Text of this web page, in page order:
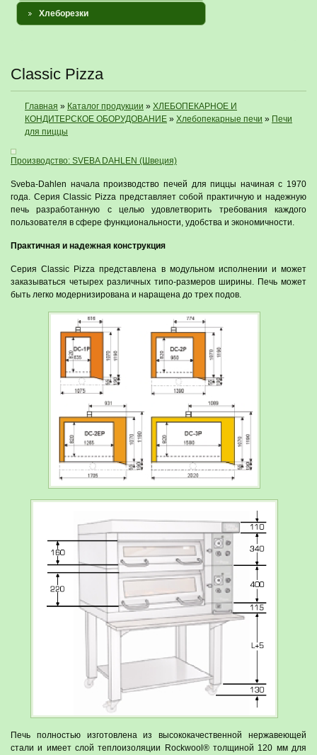
Хлеборезки
Classic Pizza
Главная » Каталог продукции » ХЛЕБОПЕКАРНОЕ И
КОНДИТЕРСКОЕ ОБОРУДОВАНИЕ » Хлебопекарные печи » Печи
для пиццы
Производство: SVEBA DAHLEN (Швеция)
Sveba-Dahlen начала производство печей для пиццы начиная с 1970
года. Серия Classic Pizza представляет собой практичную и надежную
печь разработанную с целью удовлетворить требования каждого
пользователя в сфере функциональности, удобства и экономичности.
Практичная и надежная конструкция
Серия Classic Pizza представлена в модульном исполнении и может
заказываться четырех различных типо-размеров ширины. Печь может
быть легко модернизирована и наращена до трех подов.
Печь полностью изготовлена из высококачественной нержавеющей
стали и имеет слой теплоизоляции Rockwool® толщиной 120 мм для